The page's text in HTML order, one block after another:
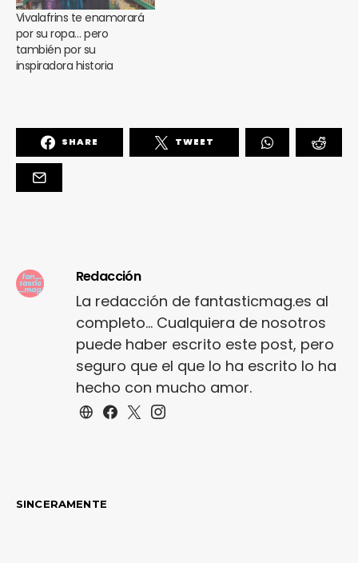
Vivalafrins te enamorará
por su ropa… pero
también por su
inspiradora historia
SHARE TWEET
Redacción
La redacción de fantasticmag.es al
completo... Cualquiera de nosotros
puede haber escrito este post, pero
seguro que el que lo ha escrito lo ha
hecho con mucho amor.
SINCERAMENTE